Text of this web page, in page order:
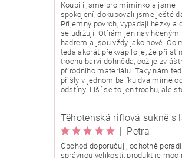
O NÁS KARIERA
Koupili jsme pro miminko a jsme
spokojení, dokupovali jsme ještě
Příjemný povrch, vypadají hezky a
se udržují. Otírám jen navlhčeným
hadrem a jsou vždy jako nové. Co
teda akorát překvapilo je, že při
trochu barví dohněda, což je
přírodního materiálu. Taky nám
přišly v jednom balíku dva mírně
odstíny. Liší se to jen trochu, ale
| Petra
Obchod doporučuji, ochotně
správnou velikostí, produkt je moc